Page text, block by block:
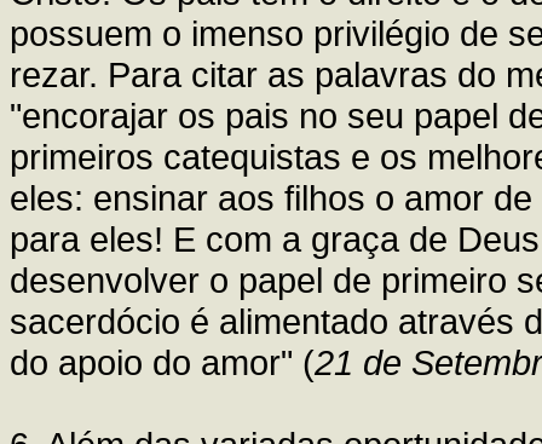
possuem o imenso privilégio de
rezar. Para citar as palavras do
"encorajar os pais no seu papel
primeiros catequistas e os
eles: ensinar aos filhos o amor
para eles! E com a graça de
desenvolver o papel de primeiro
sacerdócio é alimentado através
do apoio do amor" (21 de